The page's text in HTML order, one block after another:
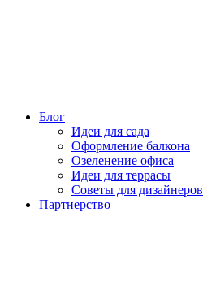
Блог
Идеи для сада
Оформление балкона
Озеленение офиса
Идеи для террасы
Советы для дизайнеров
Партнерство